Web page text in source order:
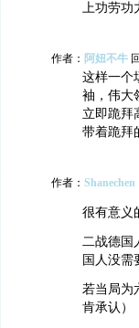
上功劳功
作者： 阿妞不牛
这样一个
袖，伟大
立即跪拜
带着跪拜
作者： Shanechen
很有意义
二战德国
国人没需
若当局为
肯承认）